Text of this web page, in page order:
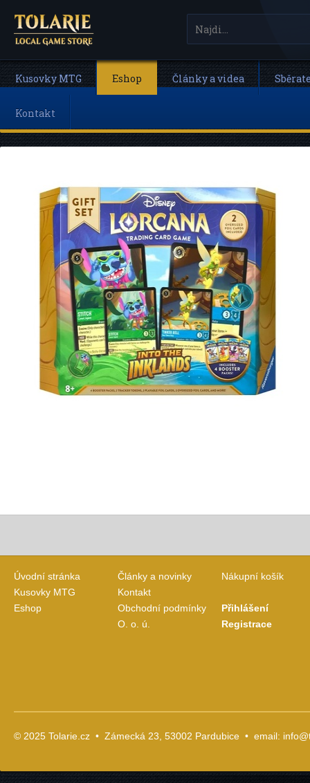
Kusovky MTG Eshop Články a videa
Kontakt
Úvodní stránka
Kusovky MTG
Eshop
Články a novinky
Kontakt
Obchodní podmínky
O. o. ú.
Nákupní košík
Přihlášení
Registrace
© 2025 Tolarie.cz • Zámecká 23, 53002 Pardubice • email: